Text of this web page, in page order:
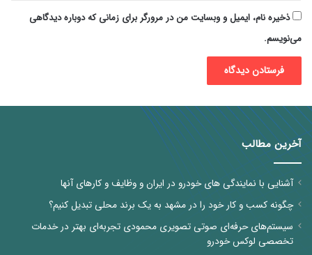
ذخیره نام، ایمیل و وبسایت من در مرورگر برای زمانی که دوباره دیدگاهی
می‌نویسم.
آخرین مطالب
آشنایی با نمایندگی های خودرو در ایران و وظایف و کارهای آنها
چگونه کسب و کار خود را در مشهد به یک برند محلی تبدیل کنیم؟
سیستم‌های حرفه‌ای صوتی تصویری محمودی تجربه‌ای بهتر در خدمات
تخصصی لوکس خودرو